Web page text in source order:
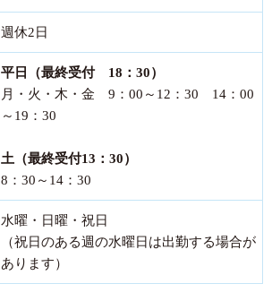
週休2日
平日（最終受付 18：30）
月・火・木・金 9：00～12：30 14：00
～19：30
土（最終受付13：30）
8：30～14：30
水曜・日曜・祝日
（祝日のある週の水曜日は出勤する場合が
あります）